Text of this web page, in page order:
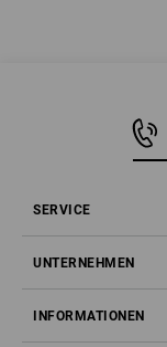
SERVICE
UNTERNEHMEN
INFORMATIONEN